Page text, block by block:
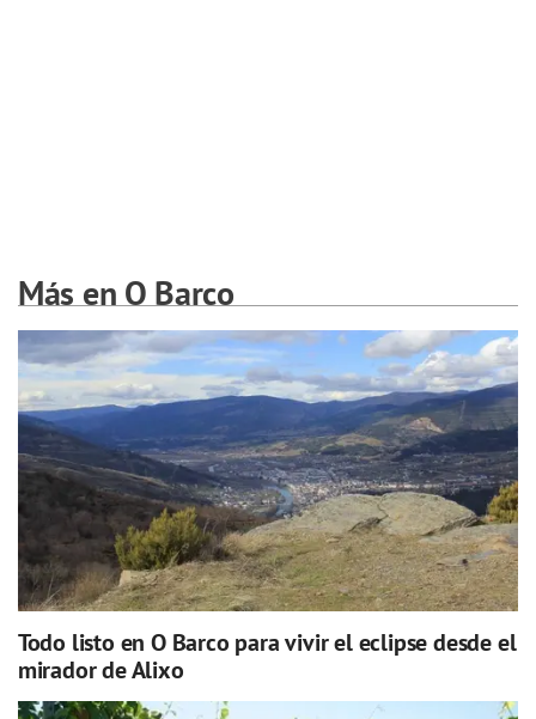
Más en O Barco
Todo listo en O Barco para vivir el eclipse desde el
mirador de Alixo